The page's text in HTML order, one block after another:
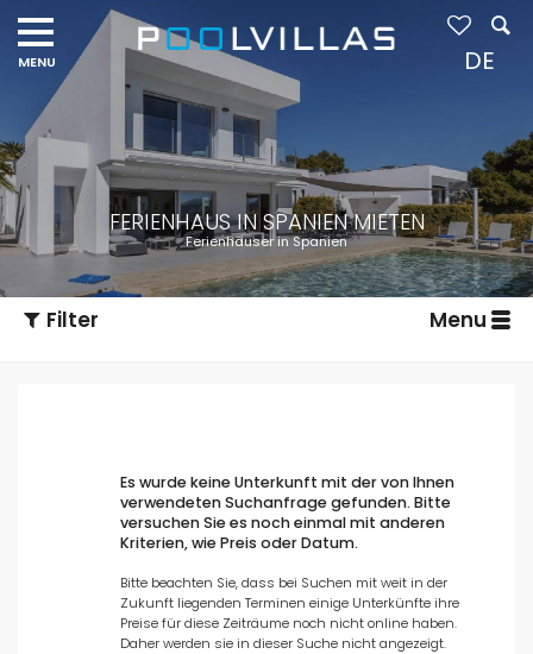
FERIENHAUS IN SPANIEN MIETEN
Ferienhäuser in Spanien
Filter Menu
Art der Unterkunft
Personen
Es wurde keine Unterkunft mit der von Ihnen
verwendeten Suchanfrage gefunden. Bitte
versuchen Sie es noch einmal mit anderen
Kriterien, wie Preis oder Datum.
Bitte beachten Sie, dass bei Suchen mit weit in der
Zukunft liegenden Terminen einige Unterkünfte ihre
Preise für diese Zeiträume noch nicht online haben.
Daher werden sie in dieser Suche nicht angezeigt.
DE